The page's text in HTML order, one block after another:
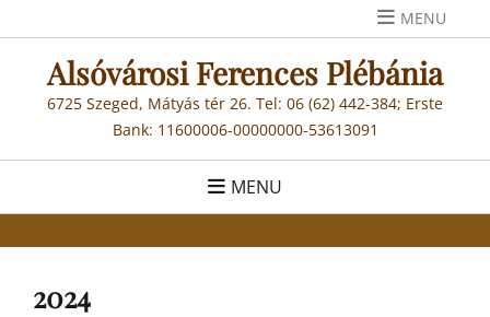
to
content
MENU
Alsóvárosi Ferences Plébánia
6725 Szeged, Mátyás tér 26. Tel: 06 (62) 442-384; Erste
Bank: 11600006-00000000-53613091
MENU
2024